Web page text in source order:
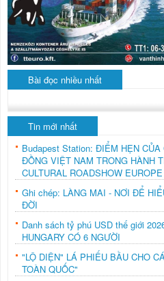
Bài đọc nhiều nhất
Tin mới nhất
Budapest Station: ĐIỂM HẸN CỦA
ĐỒNG VIỆT NAM TRONG HÀNH
CULTURAL ROADSHOW
Ghi chép: LÀNG MAI - NƠI ĐỂ
ĐỜI
Danh sách tỷ phú USD thế giới
HUNGARY CÓ 6 NGƯỜI
"LỘ DIỆN" LÁ PHIẾU BẦU CHO
TOÀN QUỐC"